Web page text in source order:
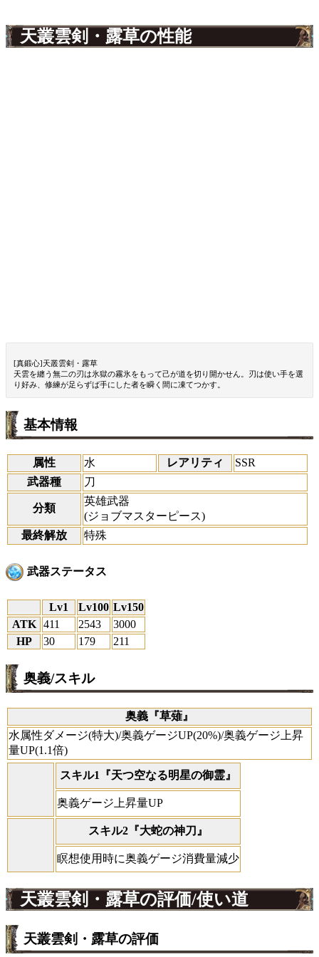
天叢雲剣・露草の性能
[真鍛心]天叢雲剣・露草
天雲を纏う無二の刃は氷獄の霧氷をもって己が道を切り開かせん。刃は使い手を選
り好み、修練が足らずば手にした者を瞬く間に凍てつかす。
基本情報
属性 水 レアリティ
SSR
武器種
刀
分類
英雄武器
(ジョブマスターピース)
最終解放
特殊
武器ステータス
Lv1 Lv100 Lv150
ATK
411 2543
3000
HP
30 179 211
奥義/スキル
奥義『草薙』
水属性ダメージ(特大)/奥義ゲージUP(20%)/奥義ゲージ上昇
量UP(1.1倍)
スキル1『天つ空なる明星の御霊』
奥義ゲージ上昇量UP
スキル2『大蛇の神刀』
瞑想使用時に奥義ゲージ消費量減少
天叢雲剣・露草の評価/使い道
天叢雲剣・露草の評価